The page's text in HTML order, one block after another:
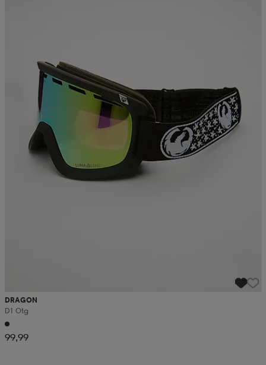
DRAGON
D1 Otg
99,99